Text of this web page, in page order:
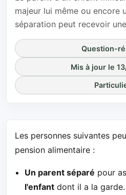
majeur lui même ou encore
séparation peut recevoir
Question-
Mis à jour le
Les personnes suivantes
pension alimentaire :
Un parent séparé pour
l'enfant dont il a la